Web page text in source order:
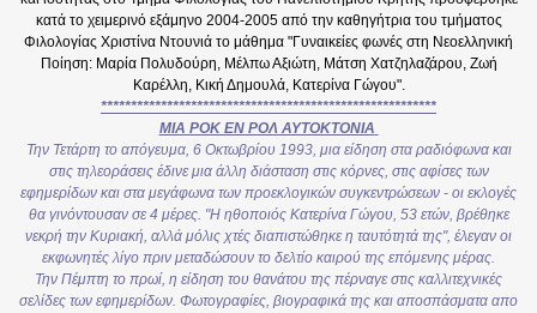
κατά το χειμερινό εξάμηνο 2004-2005 από την καθηγήτρια του τμήματος
Φιλολογίας Χριστίνα Ντουνιά το μάθημα "Γυναικείες φωνές στη Νεοελληνική
Ποίηση: Μαρία Πολυδούρη, Μέλπω Αξιώτη, Μάτση Χατζηλαζάρου, Ζωή
Καρέλλη, Κική Δημουλά, Κατερίνα Γώγου".
********************************************************
ΜΙΑ ΡΟΚ ΕΝ ΡΟΛ ΑΥΤΟΚΤΟΝΙΑ
Την Τετάρτη το απόγευμα, 6 Οκτωβρίου 1993, μια είδηση στα ραδιόφωνα και
στις τηλεοράσεις έδινε μια άλλη διάσταση στις κόρνες, στις αφίσες των
εφημερίδων και στα μεγάφωνα των προεκλογικών συγκεντρώσεων - οι εκλογές
θα γινόντουσαν σε 4 μέρες. "Η ηθοποιός Κατερίνα Γώγου, 53 ετών, βρέθηκε
νεκρή την Κυριακή, αλλά μόλις χτές διαπιστώθηκε η ταυτότητά της", έλεγαν οι
εκφωνητές λίγο πριν μεταδώσουν το δελτίο καιρού της επόμενης μέρας.
Την Πέμπτη το πρωί, η είδηση του θανάτου της πέρναγε στις καλλιτεχνικές
σελίδες των εφημερίδων. Φωτογραφίες, βιογραφικά της και αποσπάσματα απο